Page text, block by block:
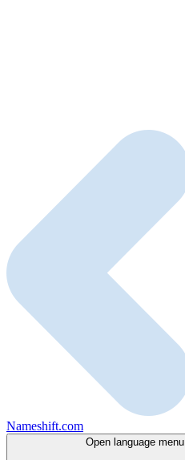
Nameshift.com
Open language menu